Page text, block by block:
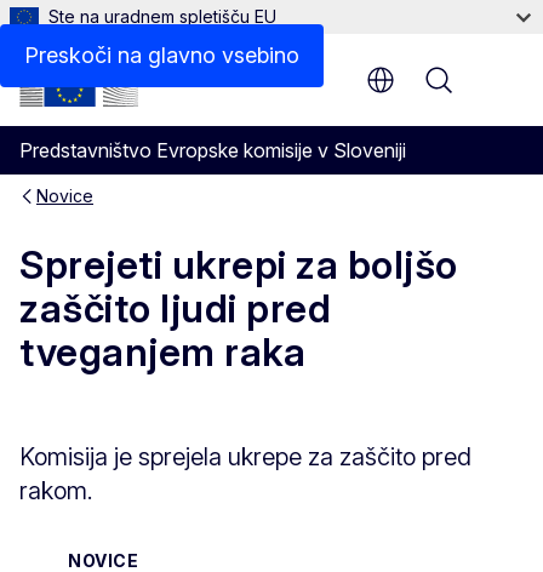
Preskoči na glavno vsebino
Ste na uradnem spletišču EU
Predstavništvo Evropske komisije v Sloveniji
Menu
Novice
Sprejeti ukrepi za boljšo
zaščito ljudi pred
tveganjem raka
Komisija je sprejela ukrepe za zaščito pred
rakom.
NOVICE